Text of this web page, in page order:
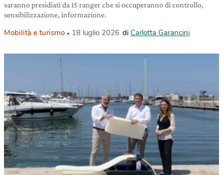
saranno presidiati da 15 ranger che si occuperanno di controllo,
sensibilizzazione, informazione.
Mobilità e turismo 18 luglio 2026 di Carlotta Garancini